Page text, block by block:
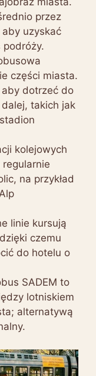
przez
uzyskać
części miasta.
dotrzeć do
dalej, takich jak
kolejowych
na przykład
linie kursują
czemu
do hotelu o
SADEM to
lotniskiem
alternatywą